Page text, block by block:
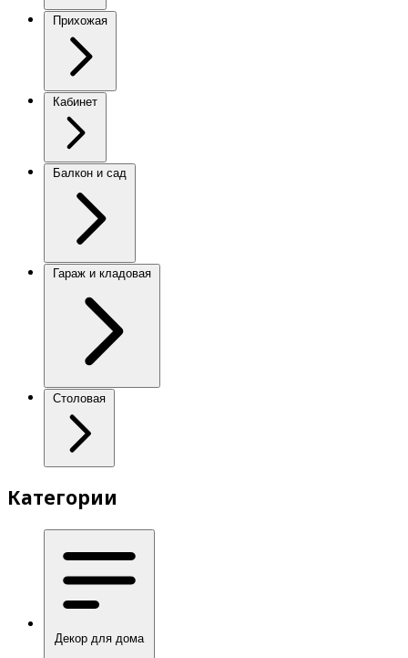
Прихожая
Кабинет
Балкон и сад
Гараж и кладовая
Столовая
Категории
Декор для дома